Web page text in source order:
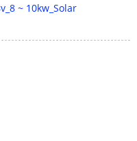
~ 10kw_Solar